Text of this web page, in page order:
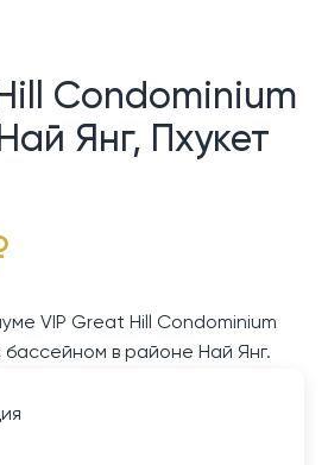
Condominium
Янг, Пхукет
VIP Great Hill Condominium
в районе Най Янг.